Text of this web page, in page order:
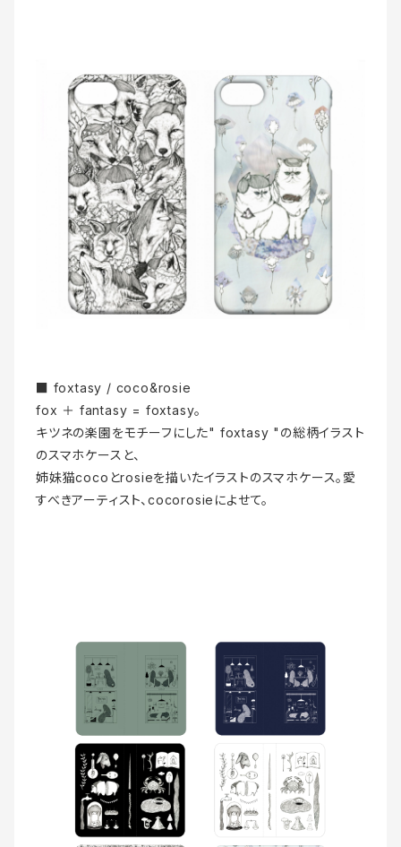
■ foxtasy / coco&rosie
fox ＋ fantasy = foxtasy。
キツネの楽園をモチーフにした" foxtasy "の総柄イラスト
のスマホケースと、
姉妹猫cocoとrosieを描いたイラストのスマホケース。愛
すべきアーティスト、cocorosieによせて。